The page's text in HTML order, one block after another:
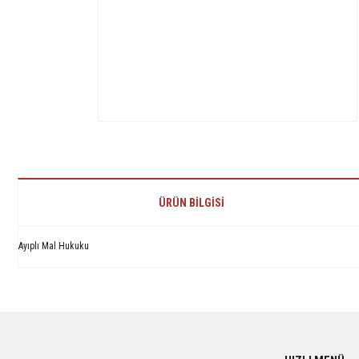
ÜRÜN BILGISI
Ayıplı Mal Hukuku